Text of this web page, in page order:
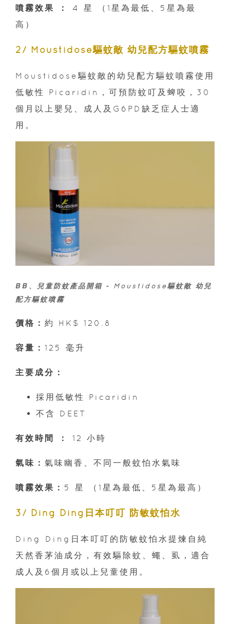
噴霧效果 ：
4 星 （1星為最低、5星為最
高）
2/ Moustidose驅蚊敵 幼兒配方驅蚊噴霧
Moustidose驅蚊敵的幼兒配方驅蚊噴霧使用
低敏性 Picaridin，可預防蚊叮及蜱咬，30
個月以上嬰兒、成人及G6PD缺乏症人士適
用。
BB、兒童防蚊產品開箱 -
Moustidose驅蚊敵 幼兒
配方驅蚊噴霧
價格： 約 HK$ 120.8
容量： 125 毫升
主要成分：
採用低敏性 Picaridin
不含 DEET
有效時間 ： 12 小時
氣味： 氣味幽香、不同一般蚊怕水氣味
噴霧效果： 5 星 （1星為最低、5星為最高）
3/ Ding Ding日本叮叮 防敏蚊怕水
Ding Ding日本叮叮的防敏蚊怕水提煉自純
天然香茅油成分，有效驅除蚊、蠅、虱，適合
成人及6個月或以上兒童使用。